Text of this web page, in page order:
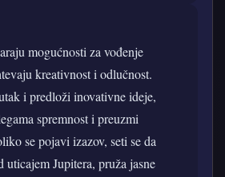
mogućnosti za vođenje
kreativnost i odlučnost.
i predloži inovativne ideje,
spremnost i preuzmi
se pojavi izazov, seti se da
uticajem Jupitera, pruža jasne